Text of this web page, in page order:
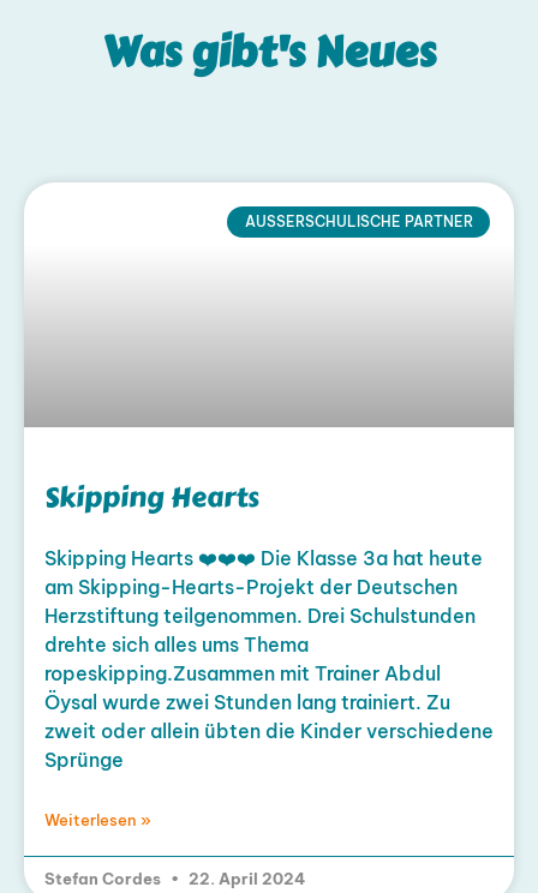
Was gibt'sNeues
AUSSERSCHULISCHE PARTNER
Skipping Hearts
Skipping Hearts ❤️❤️❤️ Die Klasse 3a hat heute
am Skipping-Hearts-Projekt der Deutschen
Herzstiftung teilgenommen. Drei Schulstunden
drehte sich alles ums Thema
ropeskipping.Zusammen mit Trainer Abdul
Öysal wurde zwei Stunden lang trainiert. Zu
zweit oder allein übten die Kinder verschiedene
Sprünge
Weiterlesen »
Stefan Cordes 22. April 2024